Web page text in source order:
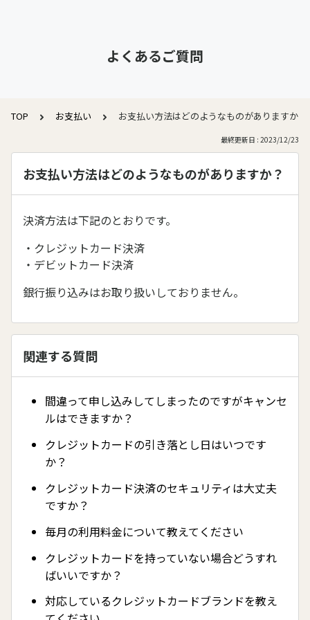
よくあるご質問
TOP お支払い お支払い方法はどのようなものがありますか？
最終更新日 : 2023/12/23
お支払い方法はどのようなものがありますか？
決済方法は下記のとおりです。
・クレジットカード決済
・デビットカード決済
銀行振り込みはお取り扱いしておりません。
関連する質問
間違って申し込みしてしまったのですがキャンセ
ルはできますか？
クレジットカードの引き落とし日はいつです
か？
クレジットカード決済のセキュリティは大丈夫
ですか？
毎月の利用料金について教えてください
クレジットカードを持っていない場合どうすれ
ばいいですか？
対応しているクレジットカードブランドを教え